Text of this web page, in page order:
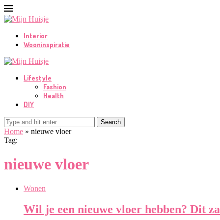
Interior
Wooninspiratie
Lifestyle
Fashion
Health
DIY
Search
Home » nieuwe vloer
Tag:
nieuwe vloer
Wonen
Wil je een nieuwe vloer hebben? Dit